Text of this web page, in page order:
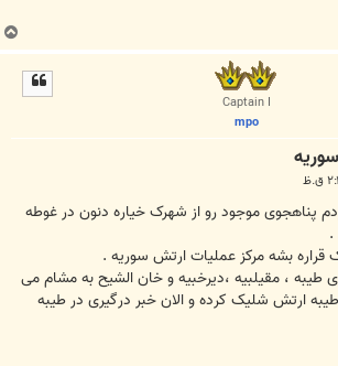
ب
ا
Captain I
mpo
ﭘﻨﺎﻫﺠﻮﯼ ﻣﻮﺟﻮﺩ ﺭﻭ ﺍﺯ ﺷﻬﺮﮎ ﺧﯿﺎﺭﻩ ﺩﻧﻮﻥ ﺩﺭ ﻏﻮﻃﻪ
ﺑﺸﻪ ﻣﺮﮐﺰ ﻋﻤﻠﯿﺎﺕ ﺍﺭﺗﺶ ﺳﻮﺭﯾﻪ .
ﻃﯿﺒﻪ ، ﻣﻘﯿﻠﺒﯿﻪ ،ﺩﯾﺮﺧﺒﯿﻪ ﻭ ﺧﺎﻥ ﺍﻟﺸﯿﺢ ﺑﻪ ﻣﺸﺎﻡ ﻣﯽ
ﺍﺭﺗﺶ ﺷﻠﯿﮏ ﮐﺮﺩﻩ ﻭ ﺍﻻﻥ ﺧﺒﺮ ﺩﺭﮔﯿﺮﯼ ﺩﺭ ﻃﯿﺒﻪ